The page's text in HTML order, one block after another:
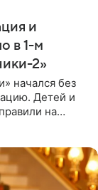
и
в 1-м
2»
начался без
Детей и
на